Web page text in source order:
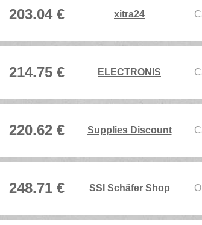
203.04 € xitra24
214.75 € ELECTRONIS
220.62 € Supplies Discount
248.71 € SSI Schäfer Shop